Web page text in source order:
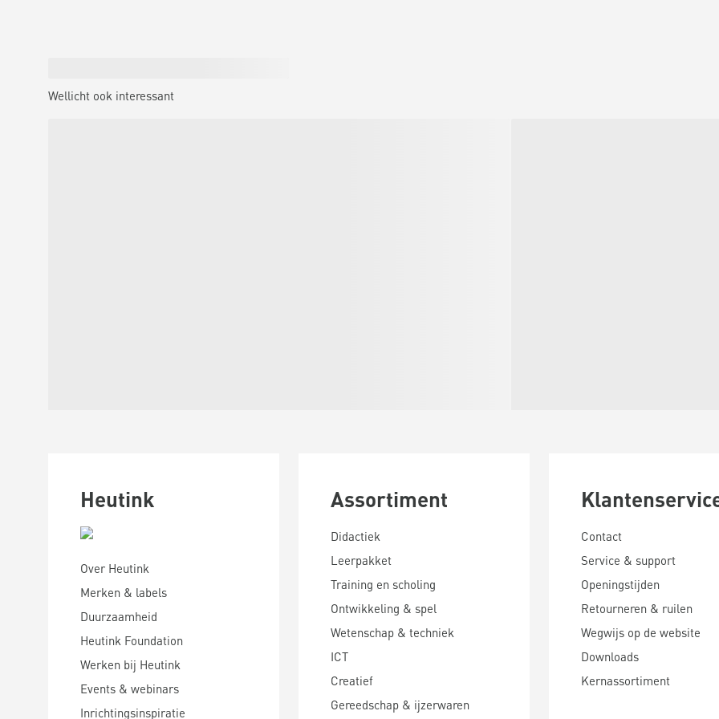
Wellicht ook interessant
Heutink
Over Heutink
Merken & labels
Duurzaamheid
Heutink Foundation
Werken bij Heutink
Events & webinars
Inrichtingsinspiratie
Assortiment
Didactiek
Leerpakket
Training en scholing
Ontwikkeling & spel
Wetenschap & techniek
ICT
Creatief
Gereedschap & ijzerwaren
Contact
Service & support
Openingstijden
Retourneren & ruilen
Wegwijs op de website
Downloads
Kernassortiment